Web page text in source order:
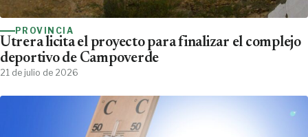
PROVINCIA
Utrera licita el proyecto para finalizar el complejo
deportivo de Campoverde
21 de julio de 2026